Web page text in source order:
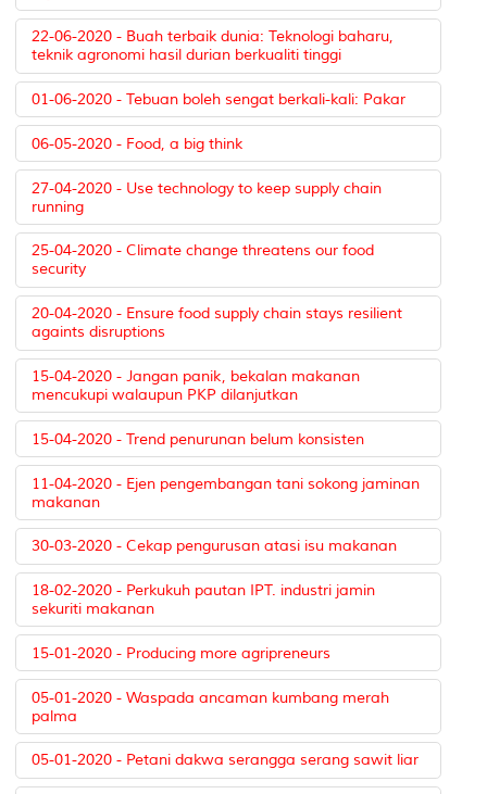
22-06-2020 - Buah terbaik dunia: Teknologi baharu,
teknik agronomi hasil durian berkualiti tinggi
01-06-2020 - Tebuan boleh sengat berkali-kali: Pakar
06-05-2020 - Food, a big think
27-04-2020 - Use technology to keep supply chain
running
25-04-2020 - Climate change threatens our food
security
20-04-2020 - Ensure food supply chain stays resilient
againts disruptions
15-04-2020 - Jangan panik, bekalan makanan
mencukupi walaupun PKP dilanjutkan
15-04-2020 - Trend penurunan belum konsisten
11-04-2020 - Ejen pengembangan tani sokong jaminan
makanan
30-03-2020 - Cekap pengurusan atasi isu makanan
18-02-2020 - Perkukuh pautan IPT. industri jamin
sekuriti makanan
15-01-2020 - Producing more agripreneurs
05-01-2020 - Waspada ancaman kumbang merah
palma
05-01-2020 - Petani dakwa serangga serang sawit liar